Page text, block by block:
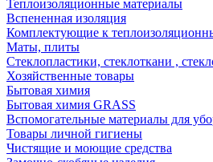
Теплоизоляционные материалы
Вспененная изоляция
Комплектующие к
Маты, плиты
Стеклопластики, стеклоткани ,
Хозяйственные товары
Бытовая химия
Бытовая химия GRASS
Вспомогательные материалы для
Товары личной гигиены
Чистящие и моющие средства